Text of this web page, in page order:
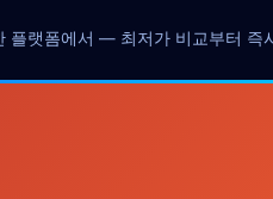
플랫폼에서 — 최저가 비교부터